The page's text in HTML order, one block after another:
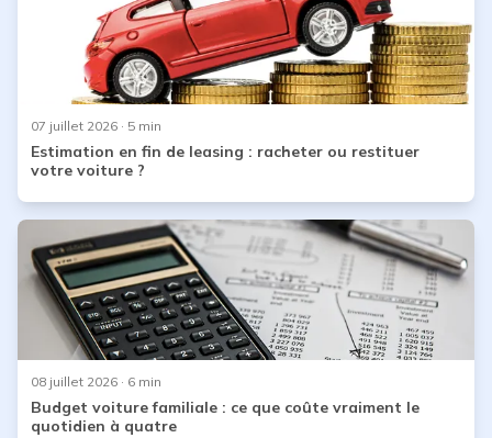
07 juillet 2026 · 5 min
Estimation en fin de leasing : racheter ou restituer
votre voiture ?
08 juillet 2026 · 6 min
Budget voiture familiale : ce que coûte vraiment le
quotidien à quatre